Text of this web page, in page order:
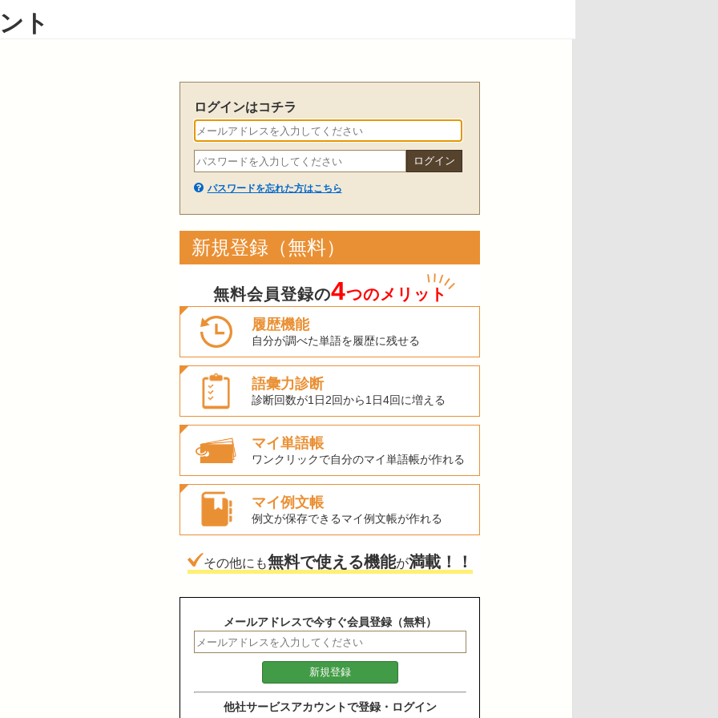
ト
ログインはコチラ
パスワードを忘れた方はこちら
新規登録（無料）
無料会員登録の4つのメリット
履歴機能
自分が調べた単語を履歴に残せる
語彙力診断
診断回数が1日2回から1日4回に増える
マイ単語帳
ワンクリックで自分のマイ単語帳が作れる
マイ例文帳
例文が保存できるマイ例文帳が作れる
その他にも無料で使える機能が満載！！
メールアドレスで今すぐ会員登録（無料）
他社サービスアカウントで登録・ログイン